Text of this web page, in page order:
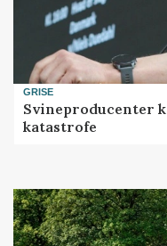
GRISE
Svineproducenter
katastrofe